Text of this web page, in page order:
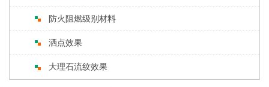
防火阻燃级别材料
洒点效果
大理石流纹效果